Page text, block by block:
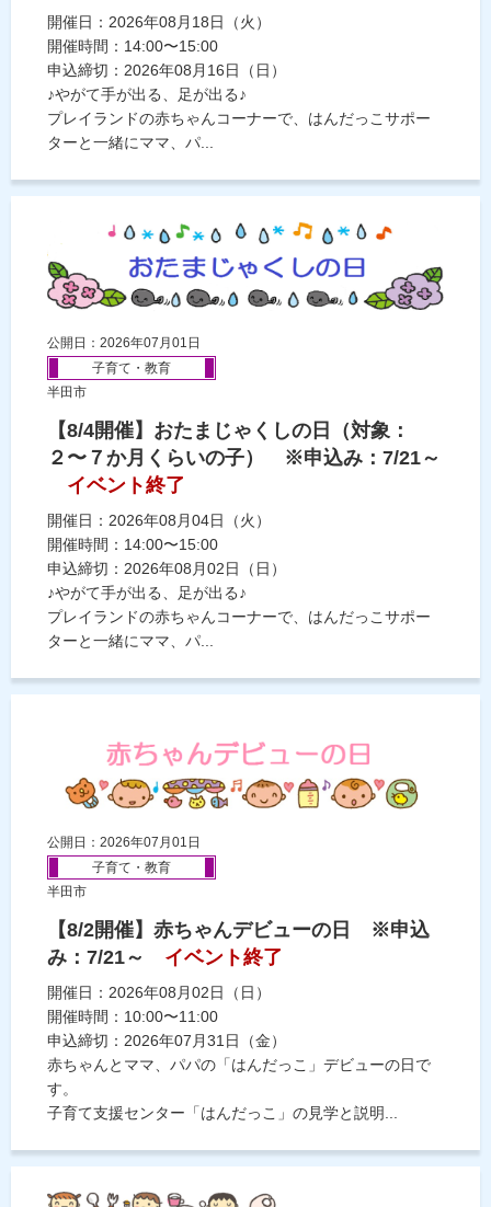
開催日：2026年08月18日（火）
開催時間：14:00〜15:00
申込締切：2026年08月16日（日）
♪やがて手が出る、足が出る♪
プレイランドの赤ちゃんコーナーで、はんだっこサポー
ターと一緒にママ、パ...
公開日：2026年07月01日
子育て・教育
半田市
【8/4開催】おたまじゃくしの日（対象：
２〜７か月くらいの子） ※申込み：7/21～
イベント終了
開催日：2026年08月04日（火）
開催時間：14:00〜15:00
申込締切：2026年08月02日（日）
♪やがて手が出る、足が出る♪
プレイランドの赤ちゃんコーナーで、はんだっこサポー
ターと一緒にママ、パ...
公開日：2026年07月01日
子育て・教育
半田市
【8/2開催】赤ちゃんデビューの日 ※申込
み：7/21～
イベント終了
開催日：2026年08月02日（日）
開催時間：10:00〜11:00
申込締切：2026年07月31日（金）
赤ちゃんとママ、パパの「はんだっこ」デビューの日で
す。
子育て支援センター「はんだっこ」の見学と説明...